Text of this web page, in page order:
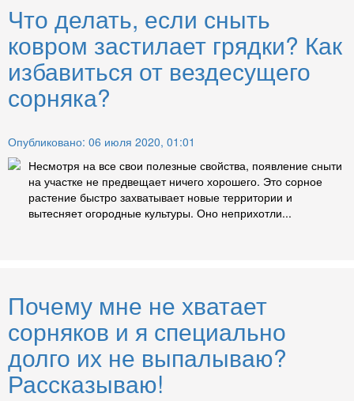
Что делать, если сныть
ковром застилает грядки? Как
избавиться от вездесущего
сорняка?
Опубликовано: 06 июля 2020, 01:01
Несмотря на все свои полезные свойства, появление сныти
на участке не предвещает ничего хорошего. Это сорное
растение быстро захватывает новые территории и
вытесняет огородные культуры. Оно неприхотли...
Почему мне не хватает
сорняков и я специально
долго их не выпалываю?
Рассказываю!